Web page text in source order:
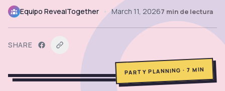
Equipo RevealTogether • March 11, 20267 min de lectura
SHARE
PARTY PLANNING · 7 MIN